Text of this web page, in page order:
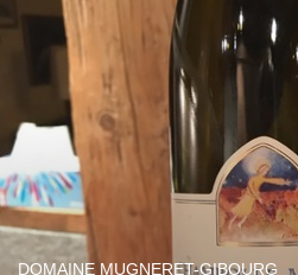
DOMAINE MUGNERET-GIBOURG